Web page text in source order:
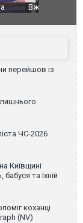
Вийшов
фільму
перейшов із
ЧС-2026
Київщині
та їхній
коханці
(NV)